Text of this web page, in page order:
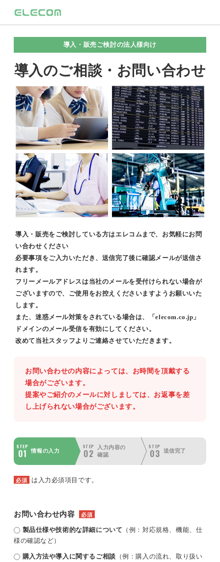
導入・販売ご検討の法人様向け
導入のご相談・お問い合わせ
導入・販売をご検討している方はエレコムまで、お気軽にお問
い合わせください
必要事項をご入力いただき、送信完了後に確認メールが送信さ
れます。
フリーメールアドレスは当社のメールを受付けられない場合が
ございますので、ご使用をお控えくださいますようお願いいた
します。
また、迷惑メール対策をされている場合は、「elecom.co.jp」
ドメインのメール受信を有効にしてください。
改めて当社スタッフよりご連絡させていただきます。
お問い合わせの内容によっては、お時間を頂戴する
場合がございます。
提案やご紹介のメールに対しましては、お返事を差
し上げられない場合がございます。
STEP
01 情報の入力
STEP
02
入力内容の
確認
STEP
03 送信完了
必須 は入力必須項目です。
お問い合わせ内容 必須
製品仕様や技術的な詳細について （例：対応規格、機能、仕
様の確認など）
購入方法や導入に関するご相談 （例：購入の流れ、取り扱い